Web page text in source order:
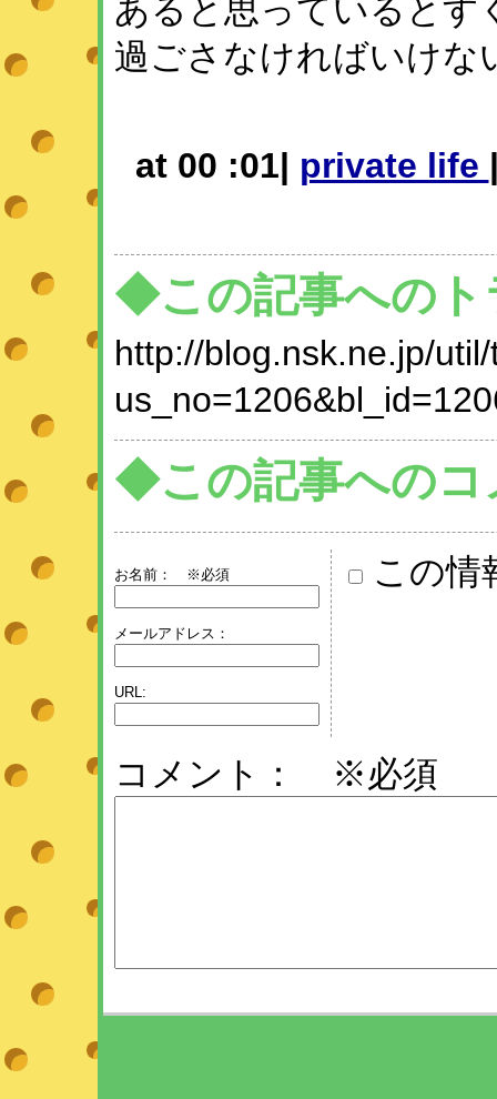
あると思っているとす
過ごさなければいけな
at 00 :01| private life
◆この記事へのト
http://blog.nsk.ne.jp/
◆この記事へのコ
お名前： ※必須
メールアドレス：
URL:
この情
コメント： ※必須